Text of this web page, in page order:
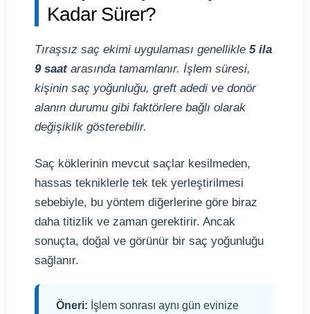
Kadar Sürer?
Tıraşsız saç ekimi uygulaması genellikle 5 ila
9 saatarasında tamamlanır. İşlem süresi,
kişinin saç yoğunluğu, greft adedi ve donör
alanın durumu gibi faktörlere bağlı olarak
değişiklik gösterebilir.
Saç köklerinin mevcut saçlar kesilmeden,
hassas tekniklerle tek tek yerleştirilmesi
sebebiyle, bu yöntem diğerlerine göre biraz
daha titizlik ve zaman gerektirir. Ancak
sonuçta, doğal ve görünür bir saç yoğunluğu
sağlanır.
Öneri: İşlem sonrası aynı gün evinize